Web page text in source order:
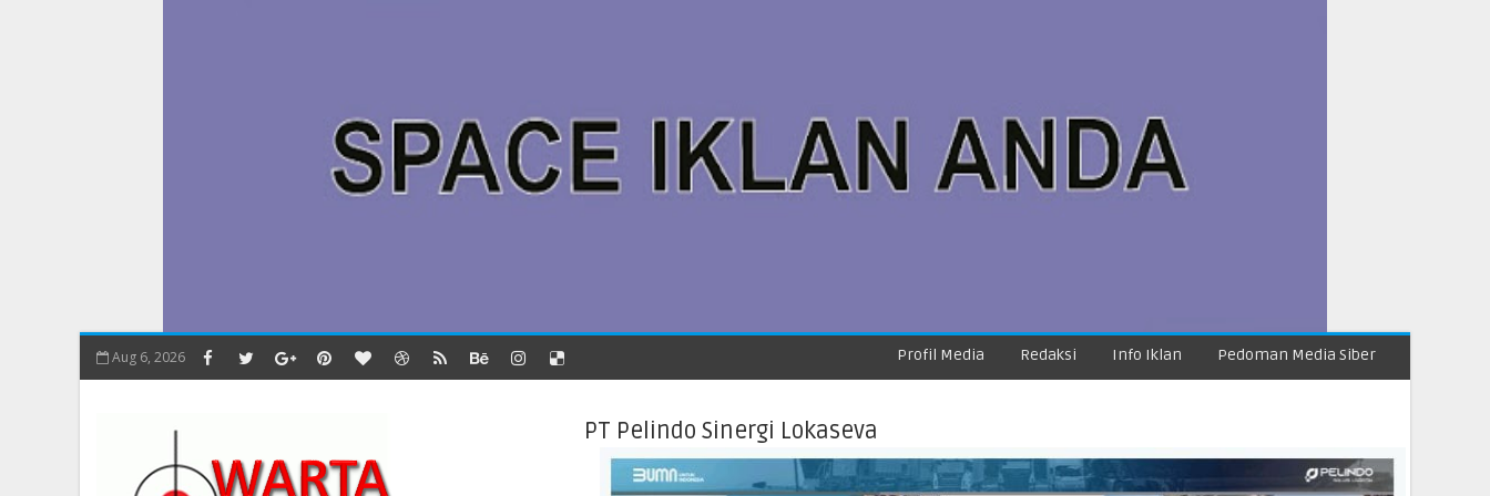
Aug 6, 2026 Profil Media Redaksi Info Iklan Pedoman Media Siber
PT Pelindo Sinergi Lokaseva